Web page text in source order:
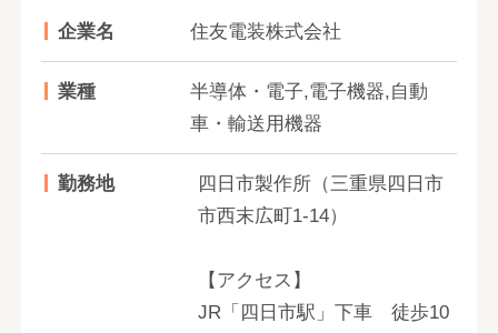
企業名 住友電装株式会社
業種
半導体・電子,電子機器,自動
車・輸送用機器
勤務地
四日市製作所（三重県四日市
市西末広町1-14）
【アクセス】
JR「四日市駅」下車 徒歩10